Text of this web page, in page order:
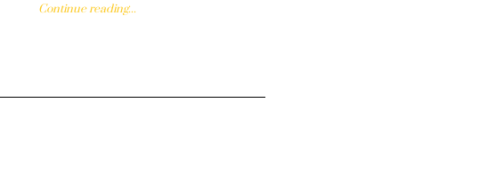
Continue reading...